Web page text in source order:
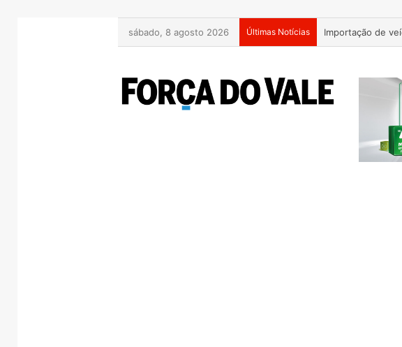
sábado, 8 agosto 2026 Últimas Notícias